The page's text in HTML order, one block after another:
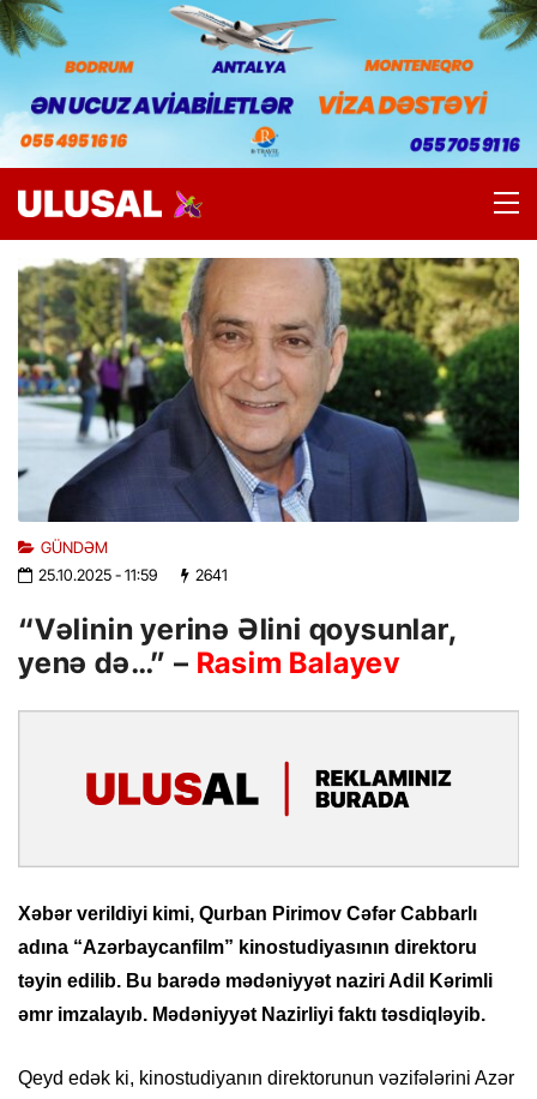
GÜNDƏM
25.10.2025- 11:59 2641
“Vəlinin yerinə Əlini qoysunlar,
yenə də…” – Rasim Balayev
Xəbər verildiyi kimi, Qurban Pirimov Cəfər Cabbarlı
adına “Azərbaycanfilm” kinostudiyasının direktoru
təyin edilib. Bu barədə mədəniyyət naziri Adil Kərimli
əmr imzalayıb. Mədəniyyət Nazirliyi faktı təsdiqləyib.
Qeyd edək ki, kinostudiyanın direktorunun vəzifələrini Azər